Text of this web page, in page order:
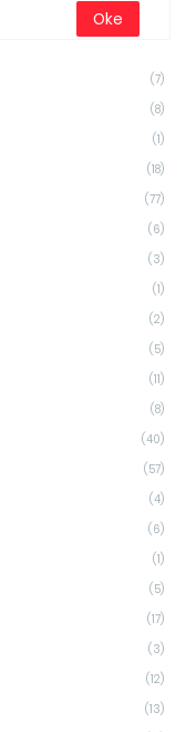
(7)
(8)
(1)
(18)
(77)
(6)
(3)
(1)
(2)
(5)
(11)
(8)
(40)
(57)
(4)
(6)
(1)
(5)
(17)
(3)
(12)
(13)